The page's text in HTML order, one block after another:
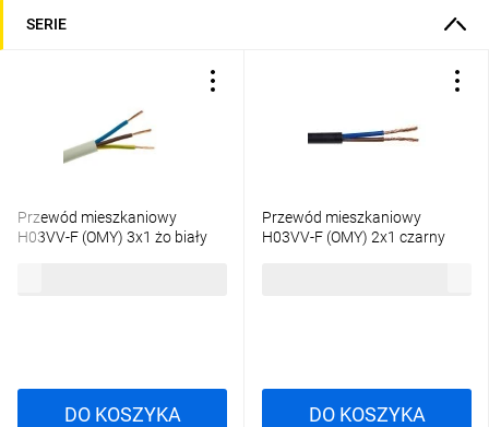
SERIE
Przewód mieszkaniowy
H03VV-F (OMY) 3x1 żo biały
DO KOSZYKA
Przewód mieszkaniowy
H03VV-F (OMY) 2x1 czarny
DO KOSZYKA